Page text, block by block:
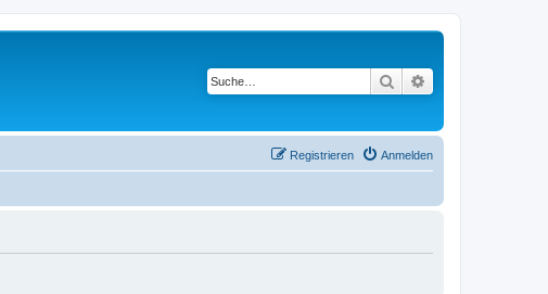
Suche
Anmelden
Registrieren